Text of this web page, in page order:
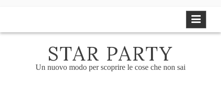
STAR PARTY
Un nuovo modo per scoprire le cose che non sai